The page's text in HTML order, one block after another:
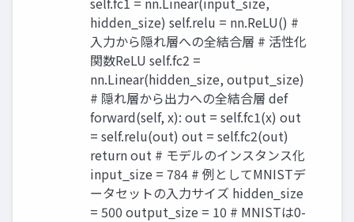
hidden_size) self.relu = nn.ReLU() #
入力から隠れ層への全結合層 # 活性化
関数ReLU self.fc2 =
nn.Linear(hidden_size, output_size)
# 隠れ層から出力への全結合層 def
forward(self, x): out = self.fc1(x) out
= self.relu(out) out = self.fc2(out)
return out # モデルのインスタンス化
input_size = 784 # 例としてMNISTデ
ータセットの入力サイズ hidden_size
= 500 output_size = 10 # MNISTは0-